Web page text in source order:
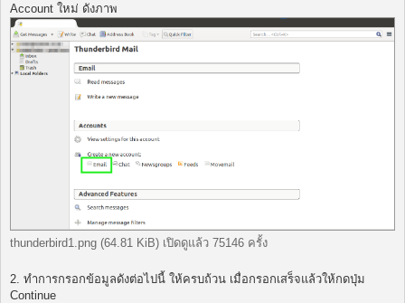
Account ใหม่ ดังภาพ
thunderbird1.png (64.81 KiB) เปิดดูแล้ว 75146 ครั้ง
2. ทำการกรอกข้อมูลดังต่อไปนี้ ให้ครบถ้วน เมื่อกรอกเสร็จแล้วให้กดปุ่ม
Continue